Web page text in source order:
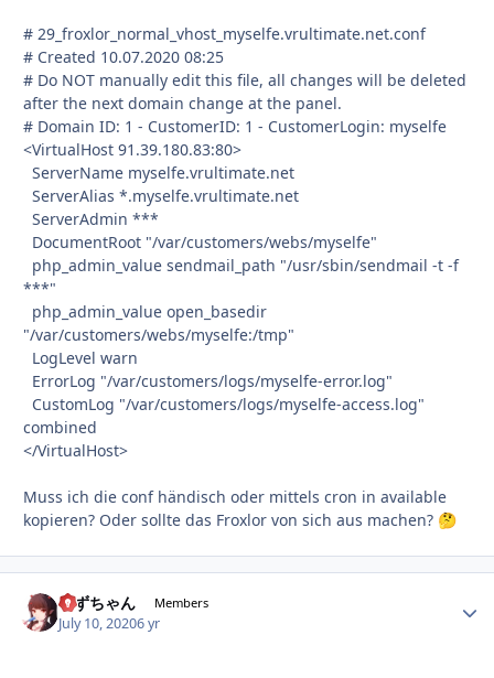
# 29_froxlor_normal_vhost_myselfe.vrultimate.net.conf
# Created 10.07.2020 08:25
# Do NOT manually edit this file, all changes will be deleted
after the next domain change at the panel.
# Domain ID: 1 - CustomerID: 1 - CustomerLogin: myselfe
<VirtualHost 91.39.180.83:80>
ServerName myselfe.vrultimate.net
ServerAlias *.myselfe.vrultimate.net
ServerAdmin ***
DocumentRoot "/var/customers/webs/myselfe"
php_admin_value sendmail_path "/usr/sbin/sendmail -t -f
***"
php_admin_value open_basedir
"/var/customers/webs/myselfe:/tmp"
LogLevel warn
ErrorLog "/var/customers/logs/myselfe-error.log"
CustomLog "/var/customers/logs/myselfe-access.log"
combined
</VirtualHost>
Muss ich die conf händisch oder mittels cron in available
kopieren? Oder sollte das Froxlor von sich aus machen? 🤔
すずちゃん Members
July 10, 20206 yr